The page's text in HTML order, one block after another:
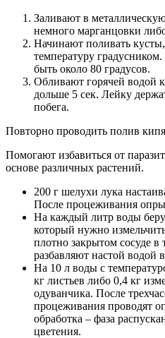
Заливают в
немного марганцовки
Начинают поливать
температуру
быть около 80 градусов.
Обливают горячей водой
дольше 5 сек. Лейку
побега.
Повторно проводить полив
Помогают избавиться от
основе различных растений.
200 г шелухи лука
После процеживания
На каждый литр воды
который нужно
плотно закрытом сосуде
разбавляют настой водой
На 10 л воды с
кг листьев либо 0,4 кг
одуванчика. После
процеживания проводят
обработка – фаза
цветения.